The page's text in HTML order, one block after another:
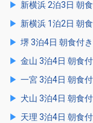
新横浜 2泊3日 朝
新横浜 1泊2日 朝
堺 3泊4日 朝食付
金山 3泊4日 朝食
一宮 3泊4日 朝食
犬山 3泊4日 朝食
天理 3泊4日 朝食